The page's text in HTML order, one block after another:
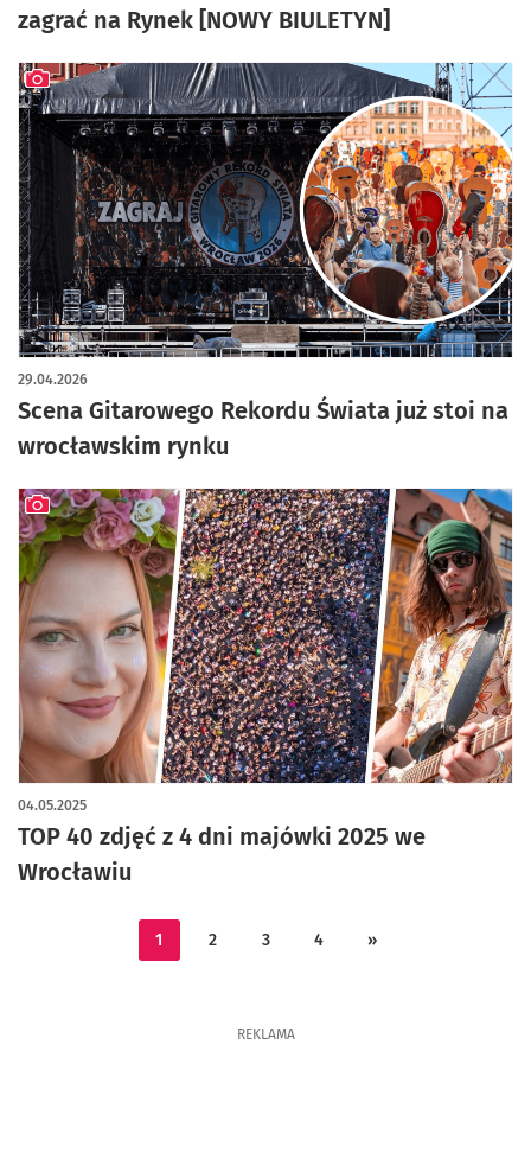
zagrać na Rynek [NOWY BIULETYN]
Scena Gitarowego Rekordu Świata już stoi na
wrocławskim rynku
29.04.2026
artykuł z galerią zdjęć
TOP 40 zdjęć z 4 dni majówki 2025 we
Wrocławiu
04.05.2025
artykuł z galerią zdjęć
1 2 3 4 »
REKLAMA